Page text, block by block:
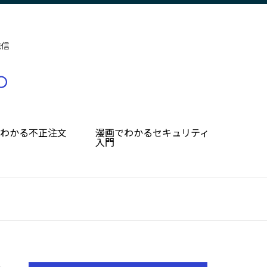
かる不正注文
漫画でわかるセキュリティ
入門